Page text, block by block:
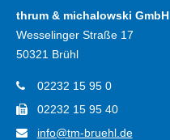
thrum & michalowski GmbH
Wesselinger Straße 17
50321 Brühl
02232 15 95 0
02232 15 95 40
info@tm-bruehl.de